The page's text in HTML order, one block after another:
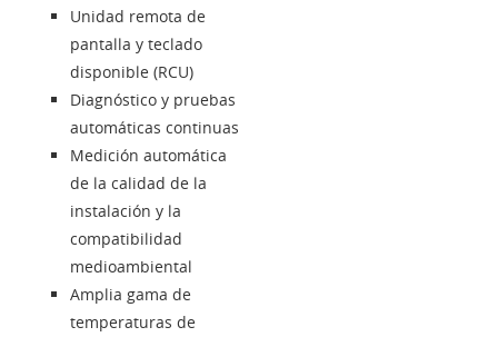
Unidad remota de
pantalla y teclado
disponible (RCU)
Diagnóstico y pruebas
automáticas continuas
Medición automática
de la calidad de la
instalación y la
compatibilidad
medioambiental
Amplia gama de
temperaturas de